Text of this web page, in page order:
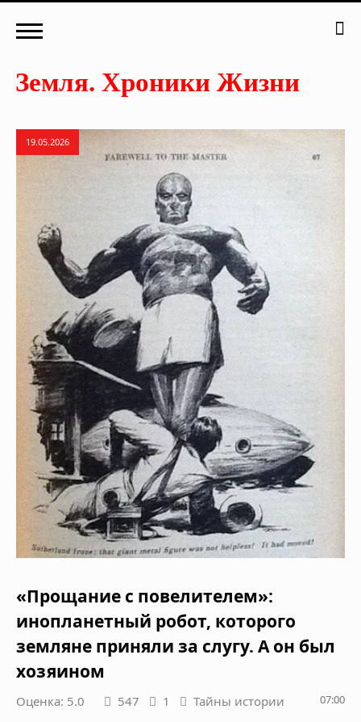
19.05.2026
«Прощание с повелителем»:
инопланетный робот, которого
земляне приняли за слугу. А он был
хозяином
Оценка: 5.0 547 1 Тайны истории 07:00